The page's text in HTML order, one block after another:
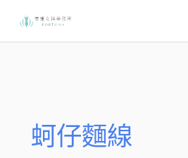
蚵仔麵線